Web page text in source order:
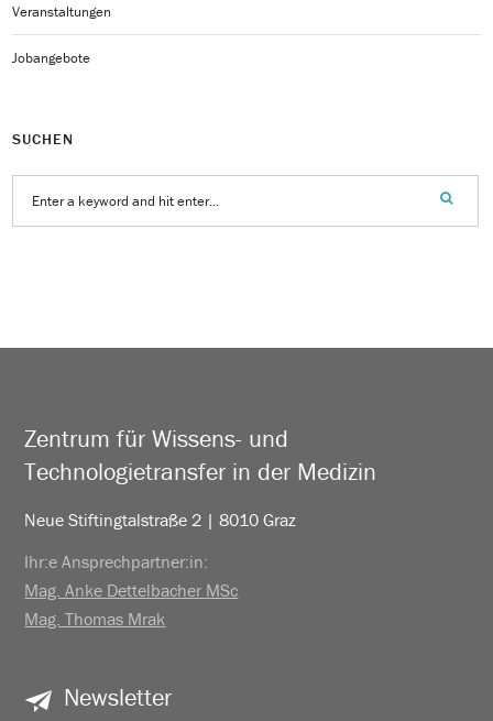
Veranstaltungen
Jobangebote
SUCHEN
Zentrum für Wissens- und
Technologietransfer in der Medizin
Neue Stiftingtalstraße 2 | 8010 Graz
Ihr:e Ansprechpartner:in:
Mag. Anke Dettelbacher MSc
Mag. Thomas Mrak
Newsletter